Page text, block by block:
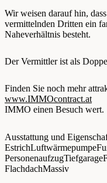
Wir weisen darauf hin,
vermittelnden Dritten ein
Naheverhältnis besteht.
Der Vermittler ist als
Finden Sie noch mehr
www.IMMOcontract.at
IMMO einen Besuch wert.
Ausstattung und
EstrichLuftwärmepumpe
PersonenaufzugTiefgarage
FlachdachMassiv